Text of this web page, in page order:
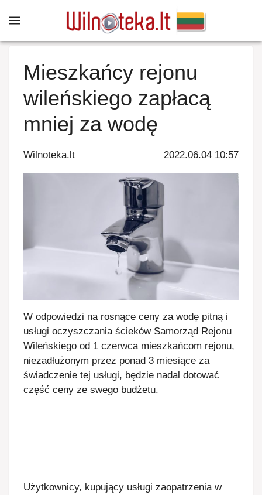
Mieszkańcy rejonu
wileńskiego zapłacą
mniej za wodę
Wilnoteka.lt 2022.06.04 10:57
W odpowiedzi na rosnące ceny za wodę pitną i
usługi oczyszczania ścieków Samorząd Rejonu
Wileńskiego od 1 czerwca mieszkańcom rejonu,
niezadłużonym przez ponad 3 miesiące za
świadczenie tej usługi, będzie nadal dotować
część ceny ze swego budżetu.
Użytkownicy, kupujący usługi zaopatrzenia w